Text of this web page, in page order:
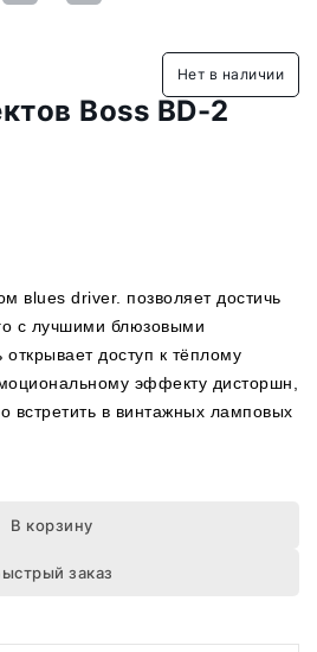
Нет в наличии
Boss BD-2
вlues driver. позволяет достичь
с лучшими блюзовыми
доступ к тёплому
эффекту дисторшн,
встретить в винтажных ламповых
В корзину
заказ